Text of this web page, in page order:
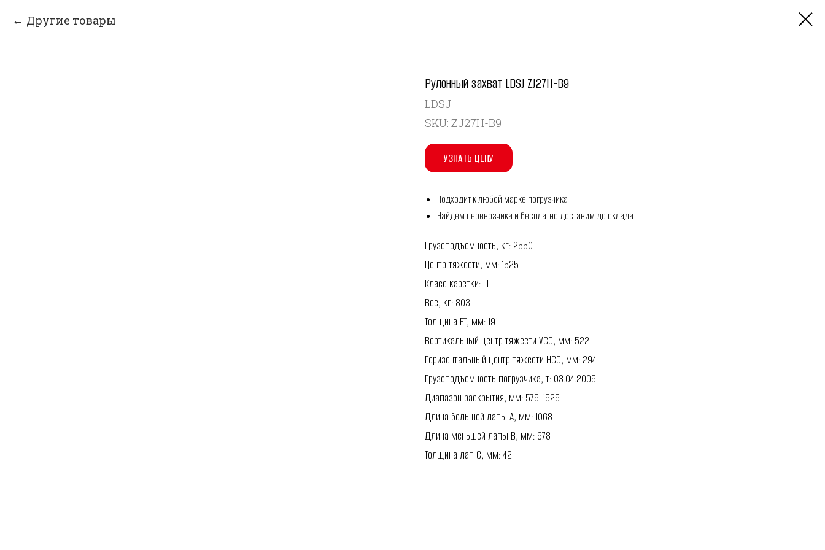
Другие товары
Рулонный захват LDSJ ZJ27H-B9
LDSJ
SKU: ZJ27H-B9
УЗНАТЬ ЦЕНУ
Подходит к любой марке погрузчика
Найдем перевозчика и бесплатно доставим до склада
Грузоподъемность, кг: 2550
Центр тяжести, мм: 1525
Класс каретки: III
Вес, кг: 803
Толщина ET, мм: 191
Вертикальный центр тяжести VCG, мм: 522
Горизонтальный центр тяжести HCG, мм: 294
Грузоподъемность погрузчика, т: 03.04.2005
Диапазон раскрытия, мм: 575-1525
Длина большей лапы A, мм: 1068
Длина меньшей лапы B, мм: 678
Толщина лап C, мм: 42